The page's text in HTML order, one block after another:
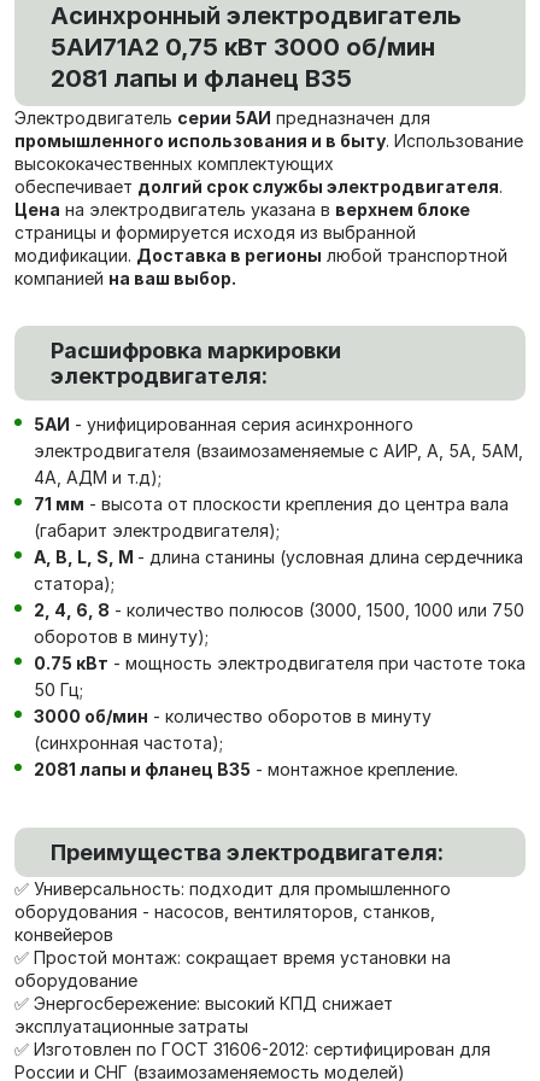
Асинхронный электродвигатель
5АИ71А2 0,75 кВт 3000 об/мин
2081 лапы и фланец В35
Электродвигатель серии 5АИ предназначен для
промышленного использования и в быту. Использование
высококачественных комплектующих
обеспечивает долгий срок службы электродвигателя.
Цена на электродвигатель указана в верхнем блоке
страницы и формируется исходя из выбранной
модификации. Доставка в регионы любой транспортной
компанией на ваш выбор.
Расшифровка маркировки
электродвигателя:
5АИ - унифицированная серия асинхронного
электродвигателя (взаимозаменяемые с АИР, А, 5А, 5АМ,
4А, АДМ и т.д);
71 мм - высота от плоскости крепления до центра вала
(габарит электродвигателя);
А, В, L, S, М - длина станины (условная длина сердечника
статора);
2, 4, 6, 8 - количество полюсов (3000, 1500, 1000 или 750
оборотов в минуту);
0.75 кВт - мощность электродвигателя при частоте тока
50 Гц;
3000 об/мин - количество оборотов в минуту
(синхронная частота);
2081 лапы и фланец В35 - монтажное крепление.
Преимущества электродвигателя:
✅ Универсальность: подходит для промышленного
оборудования - насосов, вентиляторов, станков,
конвейеров
✅ Простой монтаж: сокращает время установки на
оборудование
✅ Энергосбережение: высокий КПД снижает
эксплуатационные затраты
✅ Изготовлен по ГОСТ 31606-2012: сертифицирован для
России и СНГ (взаимозаменяемость моделей)